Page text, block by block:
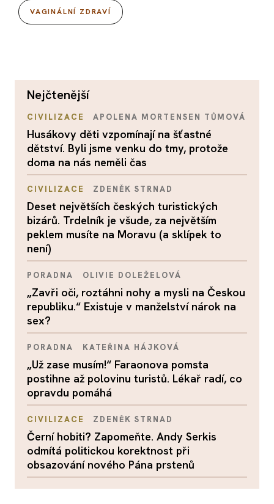
VAGINÁLNÍ ZDRAVÍ
nejčtenější
CIVILIZACE APOLENA MORTENSEN TŮMOVÁ
Husákovy děti vzpomínají na šťastné
dětství. Byli jsme venku do tmy, protože
doma na nás neměli čas
CIVILIZACE ZDENĚK STRNAD
Deset největších českých turistických
bizárů. Trdelník je všude, za největším
peklem musíte na Moravu (a sklípek to
není)
PORADNA OLIVIE DOLEŽELOVÁ
„Zavři oči, roztáhni nohy a mysli na Českou
republiku.“ Existuje v manželství nárok na
sex?
PORADNA KATEŘINA HÁJKOVÁ
„Už zase musím!“ Faraonova pomsta
postihne až polovinu turistů. Lékař radí, co
opravdu pomáhá
CIVILIZACE ZDENĚK STRNAD
Černí hobiti? Zapomeňte. Andy Serkis
odmítá politickou korektnost při
obsazování nového Pána prstenů